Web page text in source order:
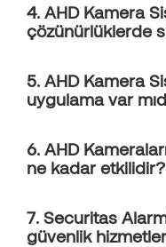
4. AHD Kamera
çözünürlüklerde
5. AHD Kamera
uygulama var
6. AHD
ne kadar etkilidir?
7. Securitas
güvenlik